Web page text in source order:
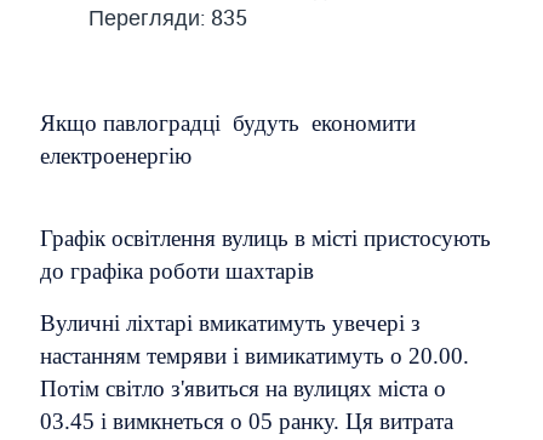
Перегляди: 835
Якщо павлоградці будуть економити
електроенергію
Графік освітлення вулиць в місті пристосують
до графіка роботи шахтарів
Вуличні ліхтарі вмикатимуть увечері з
настанням темряви і вимикатимуть о 20.00.
Потім світло з'явиться на вулицях міста о
03.45 і вимкнеться о 05 ранку. Ця витрата